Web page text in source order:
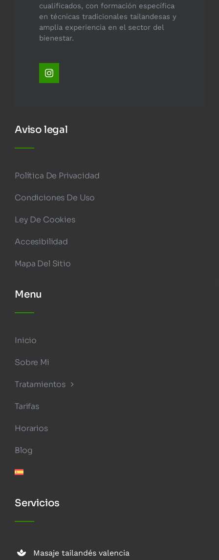
cualificados, con formación específica
en técnicas tradicionales tailandesas y
amplia experiencia en el sector del
bienestar.
Aviso legal
Política De Privacidad
Condiciones De Uso
Ley De Cookies
Accesibilidad
Mapa Del Sitio
Menu
Inicio
Sobre Mi
Tratamientos
Tarifas
Horarios
Blog
Servicios
Masaje tailandés valencia